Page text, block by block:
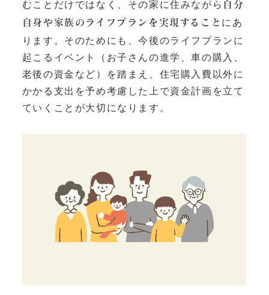
むことだけではなく、その家に住みながら 自分
自身や家族のライフプランを実現すること にあ
ります。そのためにも、今後のライフプランに
起こるイベント（お子さんの進学、車の購入、
老後の資金など）を踏まえ、住宅購入費以外に
かかる支出を予め考慮した上で資金計画を立て
ていくことが大切になります。